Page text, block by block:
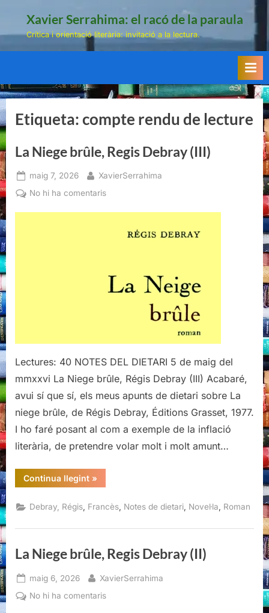
Xavier Serrahima: el racó de la paraula
Crítica i orientació literària: invitació a la lectura.
Etiqueta:compte rendu de lecture
La Niege brûle, Regis Debray (III)
Posted
on
maig 7, 2026 By
XavierSerrahima
No hi ha comentarisa
brûle,
(III)
Lectures: 40 NOTES DEL DIETARI 5 de maig del
mmxxvi La Niege brûle, Régis Debray (III) Acabaré,
avui sí que sí, els meus apunts de dietari sobre La
niege brûle, de Régis Debray, Éditions Grasset, 1977.
I ho faré posant al com a exemple de la inflació
literària, de pretendre volar molt i molt amunt…
Continua llegint“La
Niege
Regis
Debray
»
Debray, Régis Francès Notes de dietari Novel·la Roman
La Niege brûle, Regis Debray (II)
Posted
on
maig 6, 2026 By
XavierSerrahima
No hi ha comentarisa